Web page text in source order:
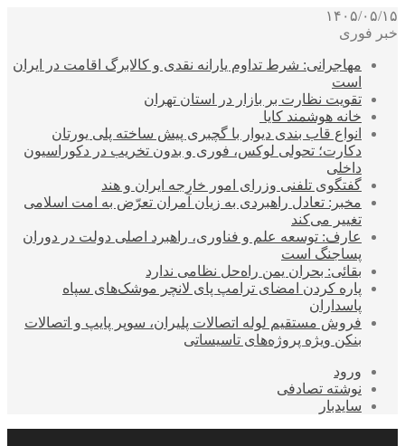
۱۴۰۵/۰۵/۱۵
خبر فوری
مهاجرانی: شرط تداوم یارانه نقدی و کالابرگ اقامت در ایران
است
تقویت نظارت بر بازار در استان تهران
خانه هوشمند کایا
انواع قاب بندی دیوار با گچبری پیش ساخته پلی یورتان
دکارت؛ تحولی لوکس، فوری و بدون تخریب در دکوراسیون
داخلی
گفتگوی تلفنی وزرای امور خارجه ایران و هند
مخبر: تعادل راهبردی به زیان آمران تعرّض به امت اسلامی
تغییر می‌کند
عارف: توسعه علم و فناوری، راهبرد اصلی دولت در دوران
پساجنگ است
بقائی: بحران یمن راه‌حل نظامی ندارد
پاره کردن امضای ترامپ پای لانچر موشک‌های سپاه
پاسداران
فروش مستقیم لوله اتصالات پلیران، سوپر پایپ و اتصالات
بنکن ویژه پروژه‌های تاسیساتی
ورود
نوشته تصادفی
سایدبار